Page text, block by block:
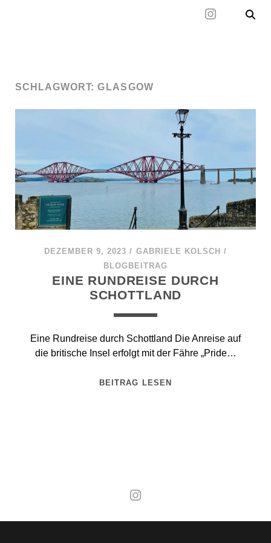
SCHLAGWORT:GLASGOW
DEZEMBER 9, 2023 / GABRIELE KOLSCH /
BLOGBEITRAG
EINE RUNDREISE DURCH
SCHOTTLAND
Eine Rundreise durch Schottland Die Anreise auf
die britische Insel erfolgt mit der Fähre „Pride…
BEITRAG LESEN